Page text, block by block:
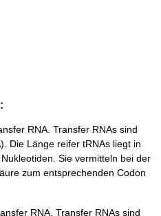
RNA. Transfer RNAs sind
Die Länge reifer tRNAs liegt in
Sie vermitteln bei der
zum entsprechenden Codon
RNA. Transfer RNAs sind